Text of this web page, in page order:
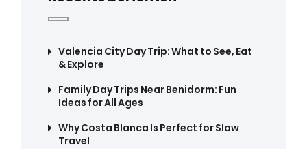
Valencia City Day Trip: What to See, Eat
& Explore
Family Day Trips Near Benidorm: Fun
Ideas for All Ages
Why Costa Blanca Is Perfect for Slow
Travel